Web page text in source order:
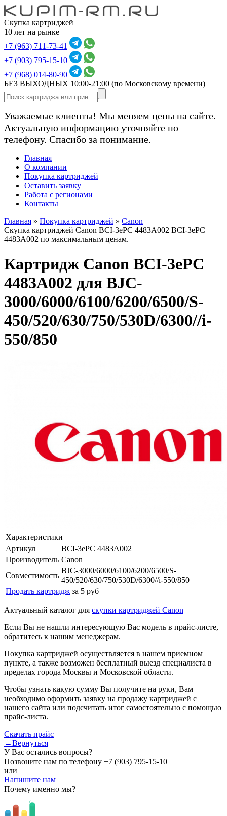
Скупка картриджей
10 лет на рынке
+7 (963) 711-73-41
+7 (903) 795-15-10
+7 (968) 014-80-90
БЕЗ ВЫХОДНЫХ 10:00-21:00 (по Московскому времени)
Уважаемые клиенты! Мы меняем цены на сайте.
Актуальную информацию уточняйте по
телефону. Спасибо за понимание.
Главная
О компании
Покупка картриджей
Оставить заявку
Работа с регионами
Контакты
Главная » Покупка картриджей » Canon
Скупка картриджей Canon BCI-3ePC 4483A002 BCI-3ePC
4483A002 по максимальным ценам.
Картридж Canon BCI-3ePC
4483A002 для BJC-
3000/6000/6100/6200/6500/S-
450/520/630/750/530D/6300//i-
550/850
Характеристики
Артикул
BCI-3ePC 4483A002
Производитель Canon
Совместимость
BJC-3000/6000/6100/6200/6500/S-
450/520/630/750/530D/6300//i-550/850
Продать картридж за 5 руб
Актуальный каталог для скупки картриджей Canon
Если Вы не нашли интересующую Вас модель в прайс-листе,
обратитесь к нашим менеджерам.
Покупка картриджей осуществляется в нашем приемном
пункте, а также возможен бесплатный выезд специалиста в
пределах города Москвы и Московской области.
Чтобы узнать какую сумму Вы получите на руки, Вам
необходимо оформить заявку на продажу картриджей с
нашего сайта или подсчитать итог самостоятельно с помощью
прайс-листа.
Скачать прайс
←Вернуться
У Вас остались вопросы?
Позвоните нам по телефону +7 (903) 795-15-10
или
Напишите нам
Почему именно мы?